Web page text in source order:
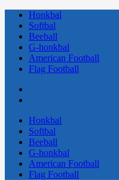
Honkbal
Softbal
Beeball
G-honkbal
American Football
Flag Football
Honkbal
Softbal
Beeball
G-honkbal
American Football
Flag Football